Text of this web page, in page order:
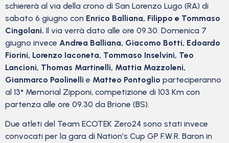
schiererà al via della crono di San Lorenzo Lugo (RA) di
sabato 6 giugno con Enrico Balliana, Filippo e Tommaso
Cingolani. Il via verrà dato alle ore 09.30. Domenica 7
giugno invece Andrea Balliana, Giacomo Botti, Edoardo
Fiorini, Lorenzo Iaconeta, Tommaso Inselvini, Teo
Lancioni, Thomas Martinelli, Mattia Mazzoleni,
Gianmarco Paolinelli e Matteo Pontoglio parteciperanno
al 13° Memorial Zipponi, competizione di 103 Km con
partenza alle ore 09.30 da Brione (BS).
Due atleti del Team ECOTEK Zero24 sono stati invece
convocati per la gara di Nation’s Cup GP F.W.R. Baron in